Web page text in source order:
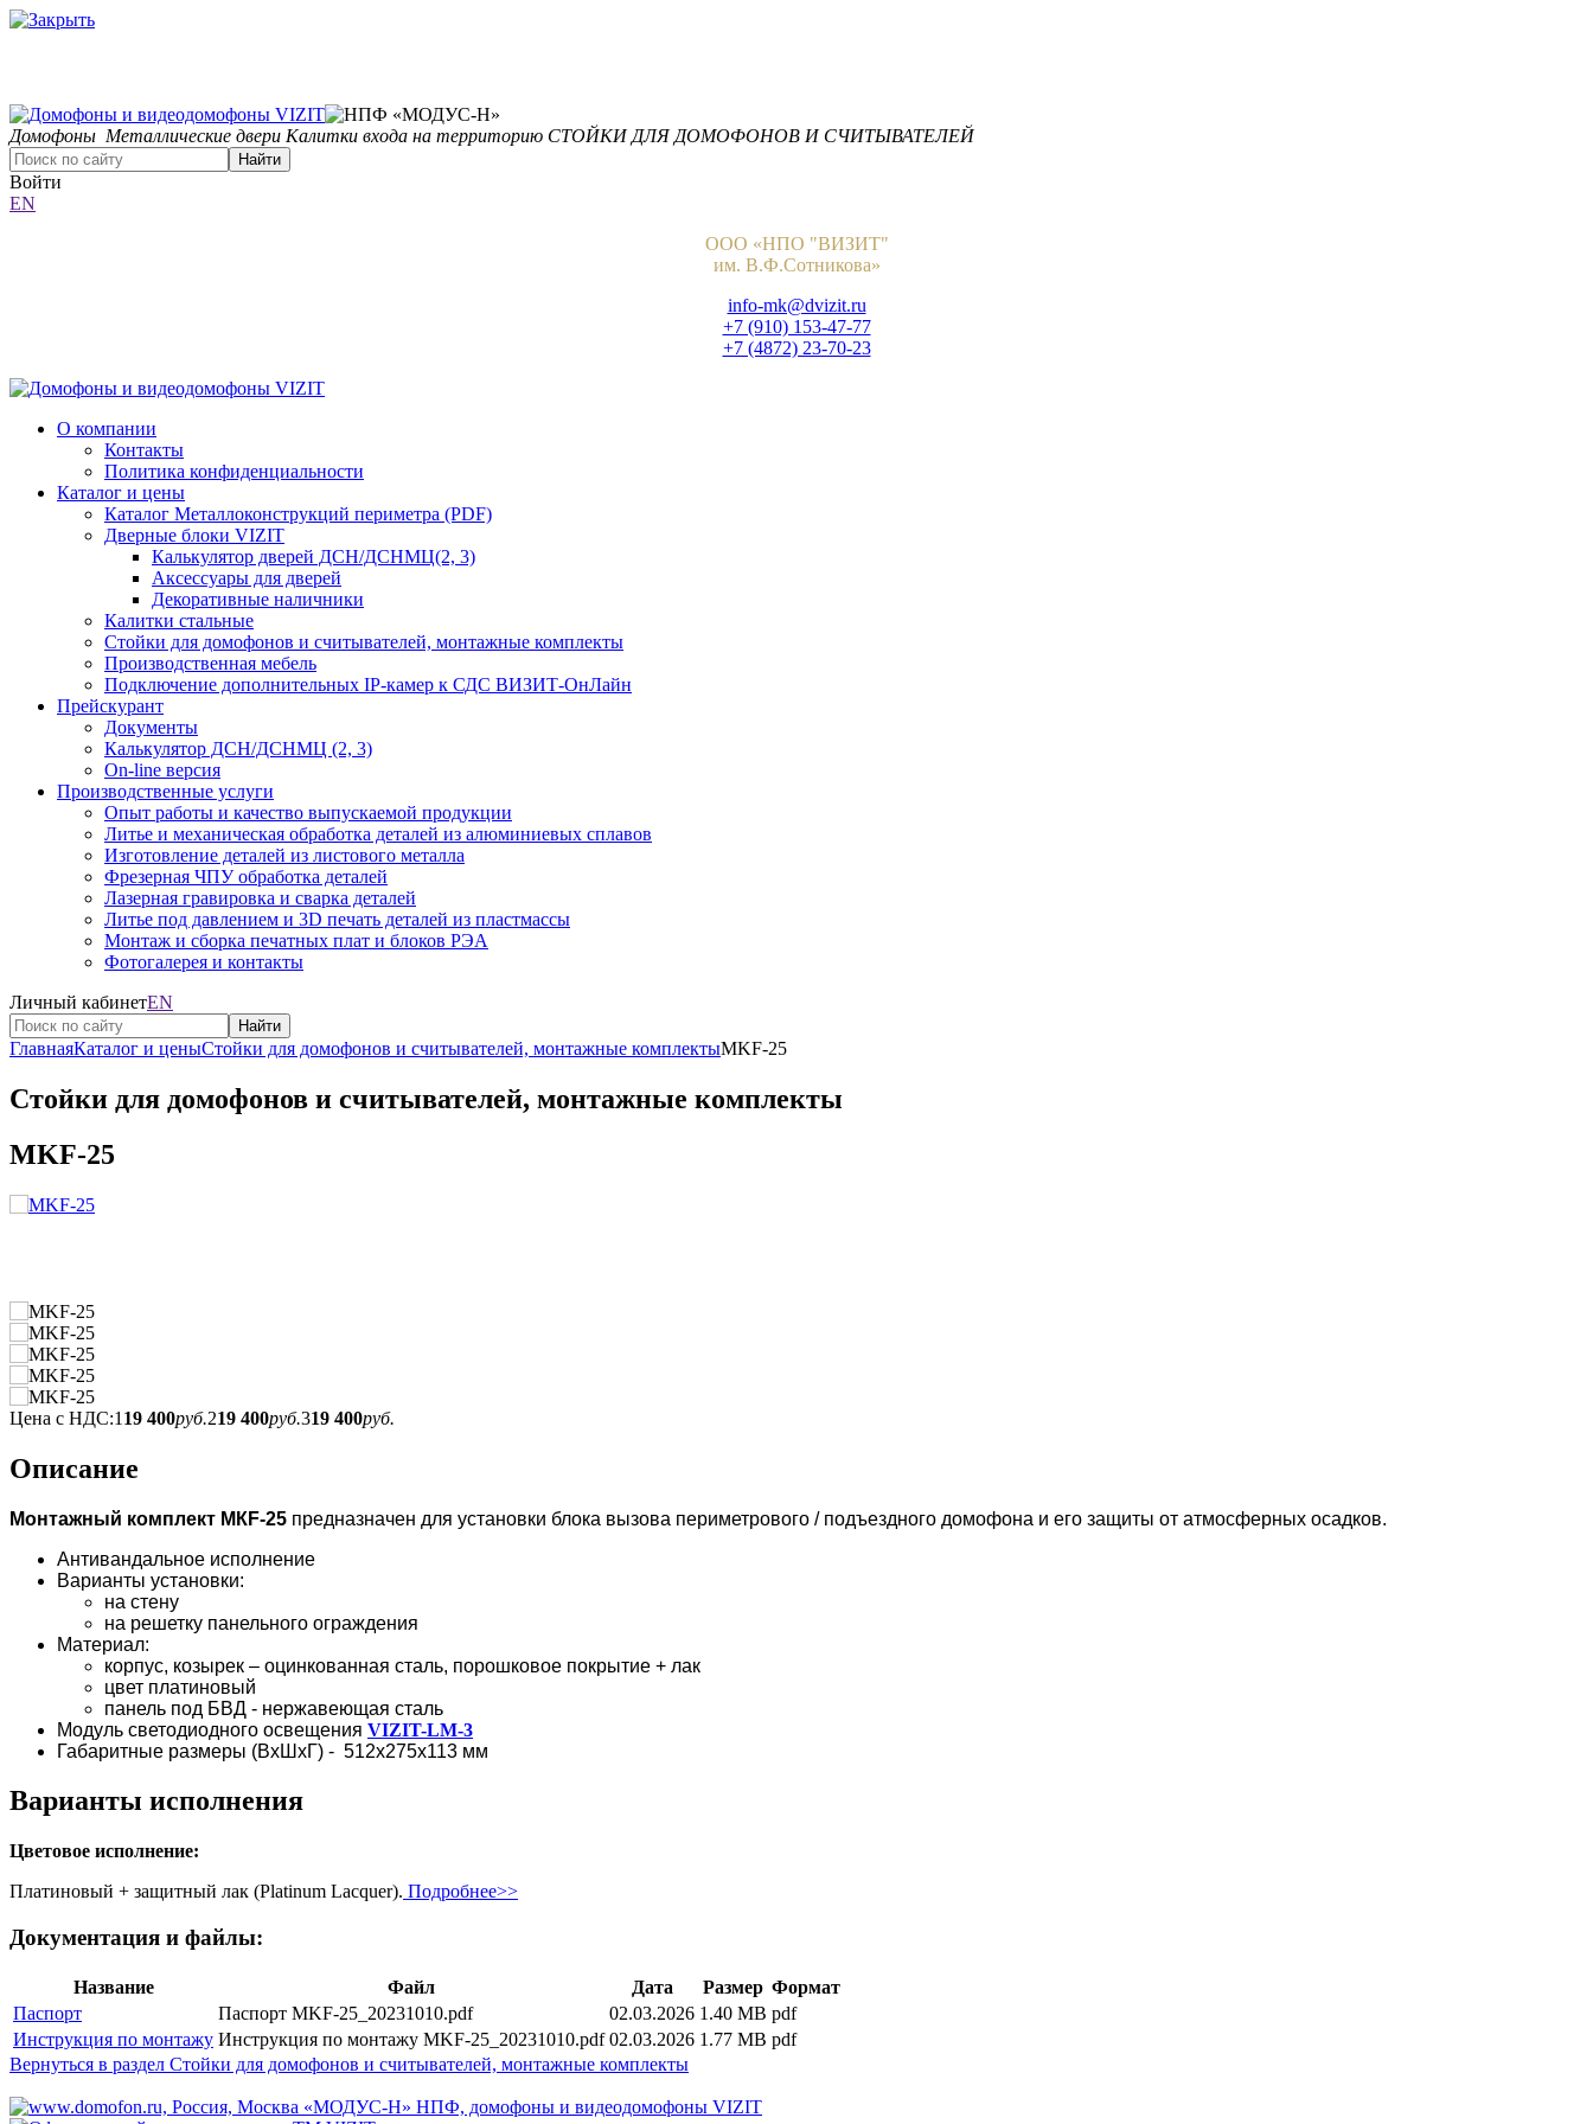
Домофоны Металлические двери Калитки входа на территорию СТОЙКИ ДЛЯ ДОМОФОНОВ И СЧИТЫВАТЕЛЕЙ
Найти
Войти
EN
ООО «НПО "ВИЗИТ"
им. В.Ф.Сотникова»
info-mk@dvizit.ru
+7 (910) 153-47-77
+7 (4872) 23-70-23
О компании
Контакты
Политика конфиденциальности
Каталог и цены
Каталог Металлоконструкций периметра (PDF)
Дверные блоки VIZIT
Калькулятор дверей ДСН/ДСНМЦ(2, 3)
Аксессуары для дверей
Декоративные наличники
Калитки стальные
Стойки для домофонов и считывателей, монтажные комплекты
Производственная мебель
Подключение дополнительных IP-камер к СДС ВИЗИТ-ОнЛайн
Прейскурант
Документы
Калькулятор ДСН/ДСНМЦ (2, 3)
On-line версия
Производственные услуги
Опыт работы и качество выпускаемой продукции
Литье и механическая обработка деталей из алюминиевых сплавов
Изготовление деталей из листового металла
Фрезерная ЧПУ обработка деталей
Лазерная гравировка и сварка деталей
Литье под давлением и 3D печать деталей из пластмассы
Монтаж и сборка печатных плат и блоков РЭА
Фотогалерея и контакты
Личный кабинетEN
Найти
ГлавнаяКаталог и ценыСтойки для домофонов и считывателей, монтажные комплектыMKF-25
Стойки для домофонов и считывателей, монтажные комплекты
MKF-25
Цена с НДС:1 19 400руб.219 400руб.319 400руб.
Описание
Монтажный комплект МКF-25 предназначен для установки блока вызова периметрового / подъездного домофона и его защиты от атмосферных осадков.
Антивандальное исполнение
Варианты установки:
на стену
на решетку панельного ограждения
Материал:
корпус, козырек – оцинкованная сталь, порошковое покрытие + лак
цвет платиновый
панель под БВД - нержавеющая сталь
Модуль светодиодного освещения VIZIT-LM-3
Габаритные размеры (ВхШхГ) - 512х275х113 мм
Варианты исполнения
Цветовое исполнение:
Платиновый + защитный лак (Platinum Lacquer). Подробнее>>
Документация и файлы:
Название Файл Дата Размер Формат
Паспорт
Паспорт MKF-25_20231010.pdf 02.03.2026 1.40 MB pdf
Инструкция по монтажу Инструкция по монтажу MKF-25_20231010.pdf 02.03.2026 1.77 MB pdf
Вернуться в раздел Стойки для домофонов и считывателей, монтажные комплекты